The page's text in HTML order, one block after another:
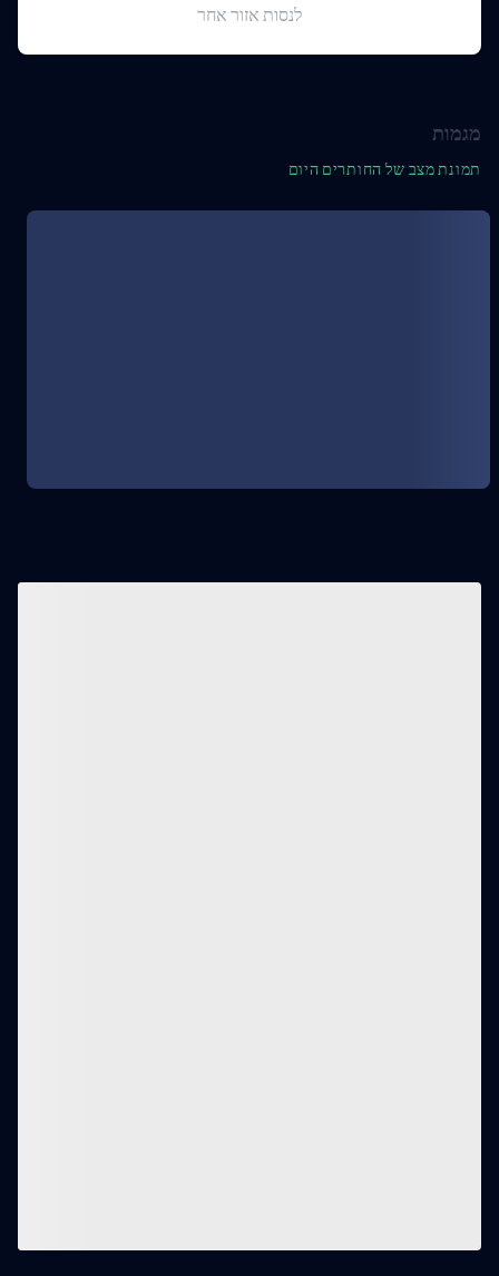
לנסות אזור אחר
מגמות
תמונת מצב של החותרים היום